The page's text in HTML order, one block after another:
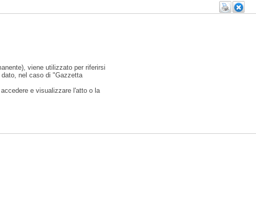
viene utilizzato per riferirsi
nel caso di "Gazzetta
e visualizzare l'atto o la